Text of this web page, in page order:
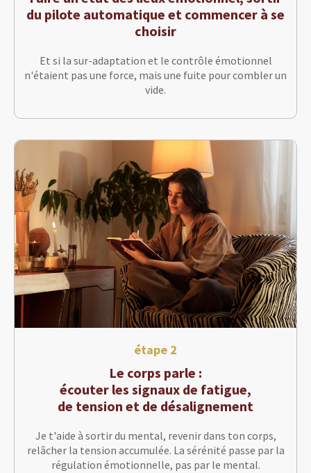
du pilote automatique et commencer à se
choisir
Et si la sur-adaptation et le contrôle émotionnel
n'étaient pas une force, mais une fuite pour combler un
vide.
étape 2
Le corps parle :
écouter les signaux de fatigue,
de tension et de désalignement
Je t'aide à sortir du mental, revenir dans ton corps,
relâcher la tension accumulée. La sérénité passe par la
régulation émotionnelle, pas par le mental.